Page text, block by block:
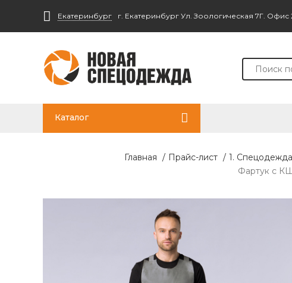
Екатеринбург г. Екатеринбург Ул. Зоологическая 7Г. Офис
Каталог
Главная / Прайс-лист / 1. Спецодежда
Фартук с